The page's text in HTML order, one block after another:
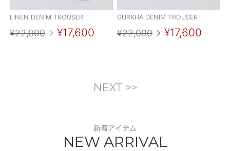
LINEN DENIM TROUSER
¥22,000→ ¥17,600
GURKHA DENIM TROUSER
¥22,000→ ¥17,600
NEXT >>
新着アイテム
NEW ARRIVAL